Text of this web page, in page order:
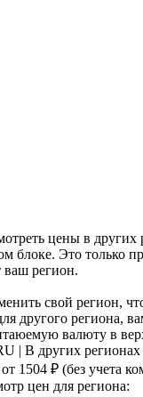
цены в других
блоке. Это только
ваш регион.
свой регион,
другого региона,
валюту в
| В других регионах
от 1504 ₽ (без учета
цен для региона: